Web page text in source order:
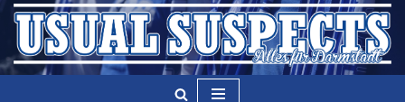
Zum
Inhalt